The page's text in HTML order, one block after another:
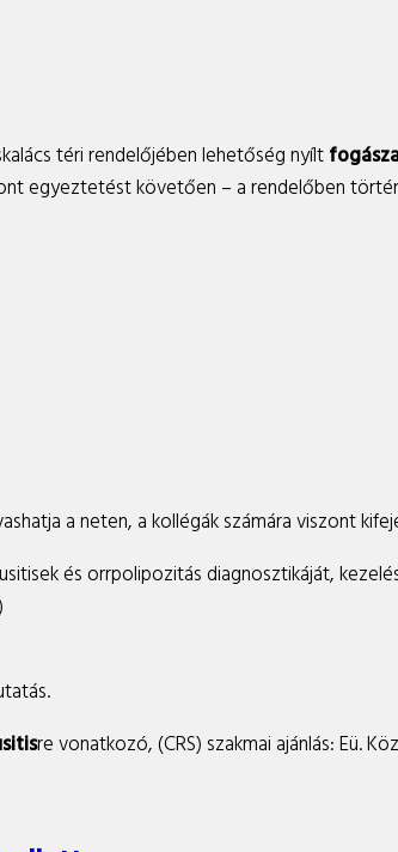
téri rendelőjében lehetőség nyílt
egyeztetést követően – a rendelőben
a neten, a kollégák számára viszont
és orrpolipozitás diagnosztikáját,
re vonatkozó, (CRS) szakmai ajánlás: Eü.